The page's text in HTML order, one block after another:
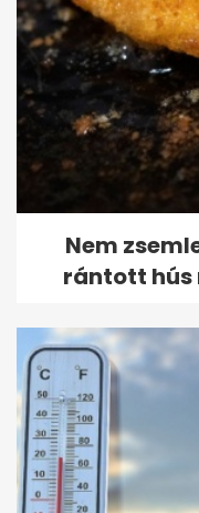
Nem
rántott hús